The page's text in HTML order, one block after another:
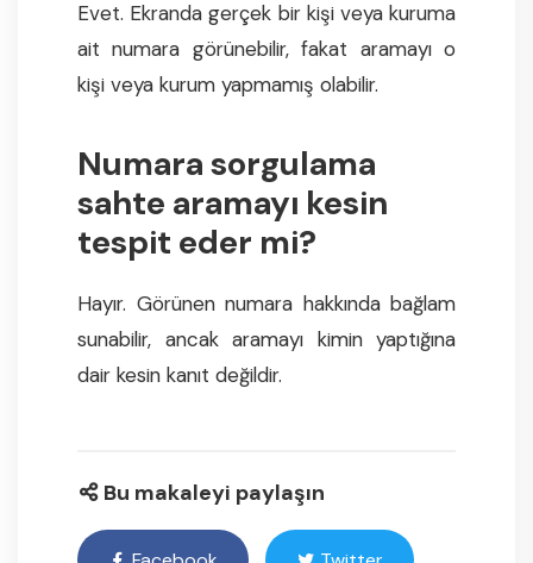
Evet. Ekranda gerçek bir kişi veya kuruma
ait numara görünebilir, fakat aramayı o
kişi veya kurum yapmamış olabilir.
Numara sorgulama
sahte aramayı kesin
tespit eder mi?
Hayır. Görünen numara hakkında bağlam
sunabilir, ancak aramayı kimin yaptığına
dair kesin kanıt değildir.
Bu makaleyi paylaşın